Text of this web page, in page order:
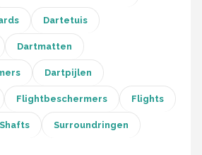
Dartetuis
Dartmatten
Dartpijlen
Flightbeschermers Flights
Shafts Surroundringen